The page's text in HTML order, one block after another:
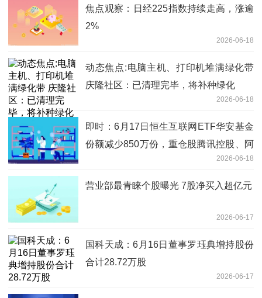
焦点观察：日经225指数持续走高，涨逾
2%
2026-06-18
动态焦点:电脑主机、打印机堆满绿化带
庆隆社区：已清理完毕，将补种绿化
2026-06-18
即时：6月17日恒生互联网ETF华安基金
份额减少850万份，重仓股腾讯控股、阿
2026-06-18
营业部最青睐个股曝光 7股净买入超亿元
2026-06-17
国科天成：6月16日董事罗珏典增持股份
合计28.72万股
2026-06-17